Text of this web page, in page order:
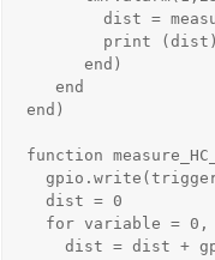
end)
function